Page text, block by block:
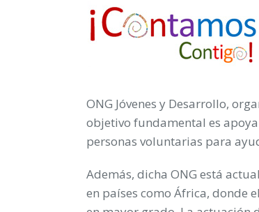
ONG Jóvenes y Desarrollo,
objetivo fundamental es
personas voluntarias para
Además, dicha ONG está
en países como África, donde